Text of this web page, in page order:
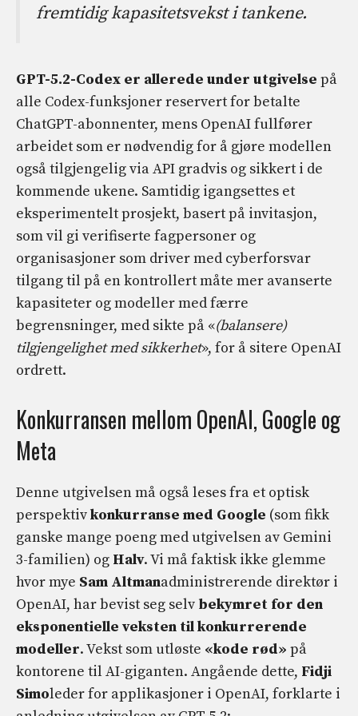
fremtidig kapasitetsvekst i tankene.
GPT-5.2-Codex er allerede under utgivelse på
alle Codex-funksjoner reservert for betalte
ChatGPT-abonnenter, mens OpenAI fullfører
arbeidet som er nødvendig for å gjøre modellen
også tilgjengelig via API gradvis og sikkert i de
kommende ukene. Samtidig igangsettes et
eksperimentelt prosjekt, basert på invitasjon,
som vil gi verifiserte fagpersoner og
organisasjoner som driver med cyberforsvar
tilgang til på en kontrollert måte mer avanserte
kapasiteter og modeller med færre
begrensninger, med sikte på «(balansere)
tilgjengelighet med sikkerhet», for å sitere OpenAI
ordrett.
Konkurransen mellom OpenAI, Google og
Meta
Denne utgivelsen må også leses fra et optisk
perspektivkonkurranse med Google (som fikk
ganske mange poeng med utgivelsen av Gemini
3-familien) og Halv. Vi må faktisk ikke glemme
hvor mye Sam Altmanadministrerende direktør i
OpenAI, har bevist seg selv bekymret for den
eksponentielle veksten til konkurrerende
modeller. Vekst som utløste «kode rød» på
kontorene til AI-giganten. Angående dette, Fidji
Simoleder for applikasjoner i OpenAI, forklarte i